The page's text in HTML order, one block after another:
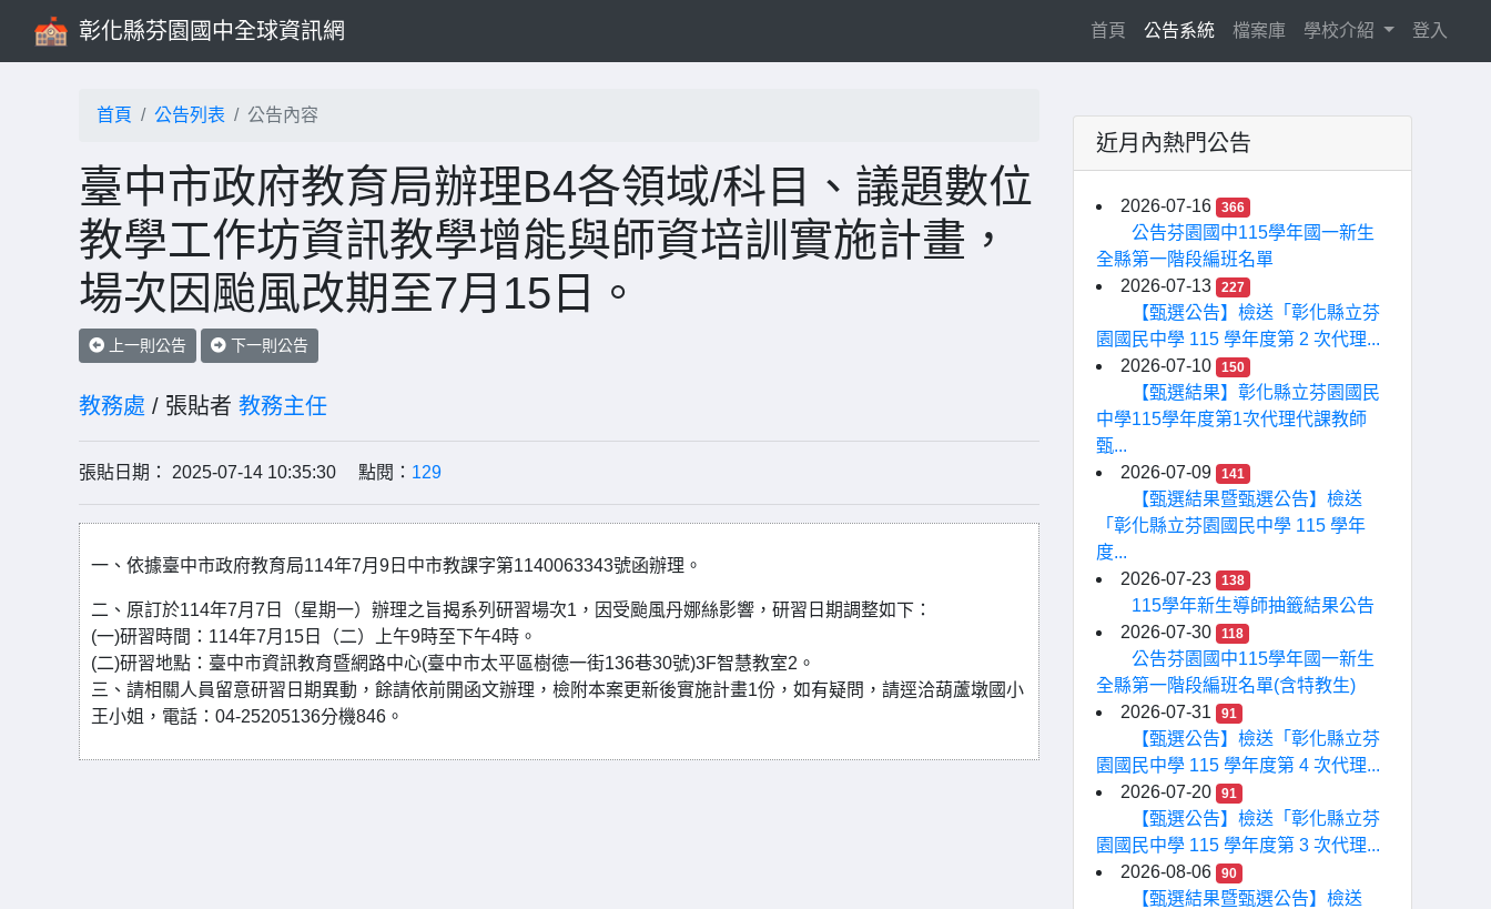
彰化縣芬園國中全球資訊網 首頁 (current)
公告系統 檔案庫 學校介紹 登入
首頁 公告列表 公告內容
臺中市政府教育局辦理B4各領域/科目、議題數位
教學工作坊資訊教學增能與師資培訓實施計畫，
場次因颱風改期至7月15日。
上一則公告 下一則公告
教務處 / 張貼者 教務主任
張貼日期： 2025-07-14 10:35:30 點閱： 129
一、依據臺中市政府教育局114年7月9日中市教課字第1140063343號函辦理。
二、原訂於114年7月7日（星期一）辦理之旨揭系列研習場次1，因受颱風丹娜絲影響，研習日期調整如下：
(一)研習時間：114年7月15日（二）上午9時至下午4時。
(二)研習地點：臺中市資訊教育暨網路中心(臺中市太平區樹德一街136巷30號)3F智慧教室2。
三、請相關人員留意研習日期異動，餘請依前開函文辦理，檢附本案更新後實施計畫1份，如有疑問，請逕洽葫蘆墩國小
王小姐，電話：04-25205136分機846。
近月內熱門公告
2026-07-16 366
公告芬園國中115學年國一新生
全縣第一階段編班名單
2026-07-13
227
【甄選公告】檢送「彰化縣立芬
園國民中學 115 學年度第 2 次代理...
2026-07-10
150
【甄選結果】彰化縣立芬園國民
中學115學年度第1次代理代課教師
甄...
2026-07-09
141
【甄選結果暨甄選公告】檢送
「彰化縣立芬園國民中學 115 學年
度...
2026-07-23
138
115學年新生導師抽籤結果公告
2026-07-30
118
公告芬園國中115學年國一新生
全縣第一階段編班名單(含特教生)
2026-07-31
91
【甄選公告】檢送「彰化縣立芬
園國民中學 115 學年度第 4 次代理...
2026-07-20
91
【甄選公告】檢送「彰化縣立芬
園國民中學 115 學年度第 3 次代理...
2026-08-06
90
【甄選結果暨甄選公告】檢送